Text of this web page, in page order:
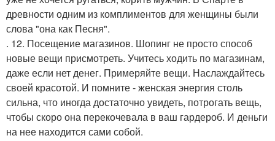
древности одним из комплиментов для женщины были
слова "она как Песня".
. 12. Посещение магазинов. Шопинг не просто способ
новые вещи присмотреть. Учитесь ходить по магазинам,
даже если нет денег. Примеряйте вещи. Наслаждайтесь
своей красотой. И помните - женская энергия столь
сильна, что иногда достаточно увидеть, потрогать вещь,
чтобы скоро она перекочевала в ваш гардероб. И деньги
на нее находится сами собой.